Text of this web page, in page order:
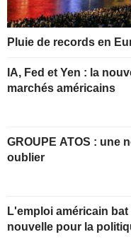
Pluie de records en
IA, Fed et Yen : la
marchés américains
GROUPE ATOS : une nouvelle année à
oublier
L'emploi américain
nouvelle pour la